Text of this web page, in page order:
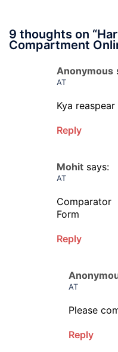
9 thoughts on “
Compartment
Anonymous
AT
Kya
Reply
Mohit says:
AT
Comparator
Form
Reply
AT
Please
Reply